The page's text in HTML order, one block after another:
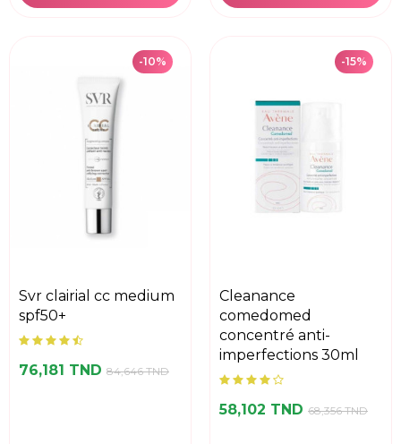
-10%
svr clairial cc medium
spf50+
76,181 TND 84,646 TND
-15%
cleanance
comedomed
concentré anti-
imperfections 30ml
58,102 TND 68,356 TND